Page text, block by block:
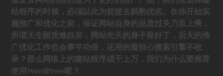
站程序的时候，必须以此为前提去斟酌优劣。在你开始实
施推广和优化之前，保证网站自身的品质过关乃至上乘，
所谓天生丽质难自弃，网站先天的身子骨好了，后天的推
广优化工作也会事半功倍，还用的着担心搜索引擎不收
录？那么网络上的建站程序成千上万，我们为什么要推荐
使用WordPress呢？